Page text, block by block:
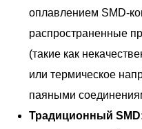
оплавлением SMD-
распространенные
(такие как
или термическое
паяными
Традиционный